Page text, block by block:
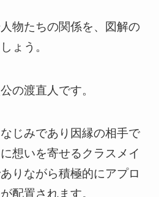
物たちの関係を、図解の
ょう。
の渡直人です。
じみであり因縁の相手で
想いを寄せるクラスメイ
りながら積極的にアプロ
配置されます。